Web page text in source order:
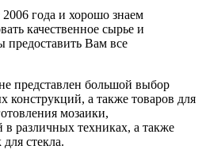
года и хорошо знаем
качественное сырье и
предоставить Вам все
представлен большой выбор
конструкций, а также товаров для
мозаики,
различных техниках, а также
стекла.